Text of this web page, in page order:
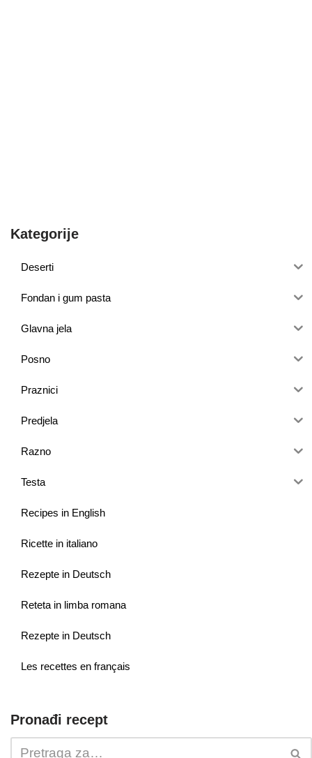
Kategorije
Deserti
Fondan i gum pasta
Glavna jela
Posno
Praznici
Predjela
Razno
Testa
Recipes in English
Ricette in italiano
Rezepte in Deutsch
Reteta in limba romana
Rezepte in Deutsch
Les recettes en français
Pronađi recept